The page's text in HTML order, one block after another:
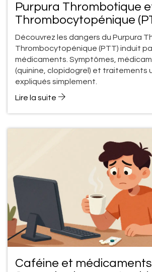
Purpura Thrombotique
Thrombocytopénique
par les médicaments :
mortelle
Découvrez les dangers du Purpura
Thrombocytopénique (PTT) induit
médicaments. Symptômes,
(quinine, clopidogrel) et traitements
expliqués simplement.
Lire la suite
Caféine et médicaments